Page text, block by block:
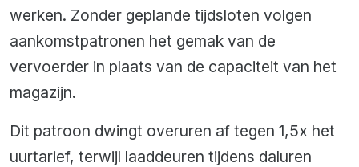
werken. Zonder geplande tijdsloten volgen
aankomstpatronen het gemak van de
vervoerder in plaats van de capaciteit van het
magazijn.
Dit patroon dwingt overuren af tegen 1,5x het
uurtarief, terwijl laaddeuren tijdens daluren